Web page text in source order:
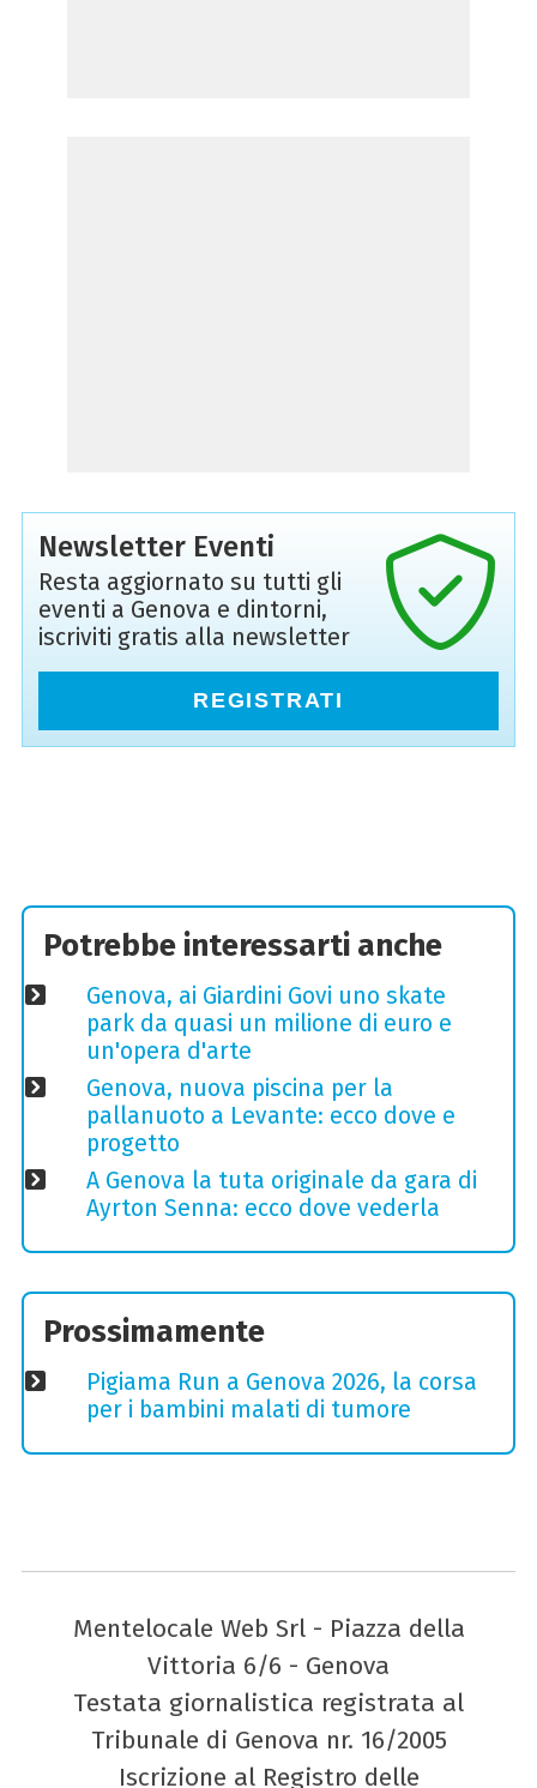
Newsletter Eventi
Resta aggiornato su tutti gli
eventi a Genova e dintorni,
iscriviti gratis alla newsletter
REGISTRATI
Potrebbe interessarti anche
Genova, ai Giardini Govi uno skate
park da quasi un milione di euro e
un'opera d'arte
Genova, nuova piscina per la
pallanuoto a Levante: ecco dove e
progetto
A Genova la tuta originale da gara di
Ayrton Senna: ecco dove vederla
Prossimamente
Pigiama Run a Genova 2026, la corsa
per i bambini malati di tumore
Mentelocale Web Srl - Piazza della
Vittoria 6/6 - Genova
Testata giornalistica registrata al
Tribunale di Genova nr. 16/2005
Iscrizione al Registro delle